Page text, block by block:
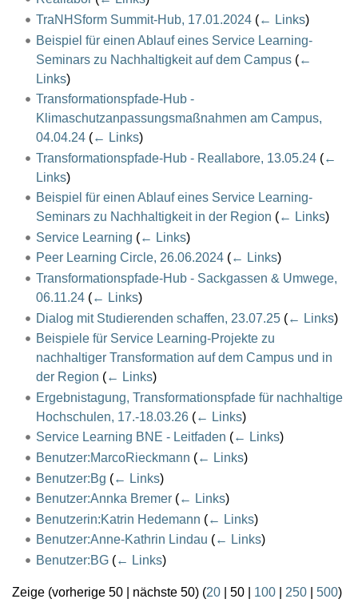
TraNHSform Summit-Hub, 17.01.2024 (← Links)
Beispiel für einen Ablauf eines Service Learning-
Seminars zu Nachhaltigkeit auf dem Campus (←
Links)
Transformationspfade-Hub -
Klimaschutzanpassungsmaßnahmen am Campus,
04.04.24 (← Links)
Transformationspfade-Hub - Reallabore, 13.05.24 (←
Links)
Beispiel für einen Ablauf eines Service Learning-
Seminars zu Nachhaltigkeit in der Region (← Links)
Service Learning (← Links)
Peer Learning Circle, 26.06.2024 (← Links)
Transformationspfade-Hub - Sackgassen & Umwege,
06.11.24 (← Links)
Dialog mit Studierenden schaffen, 23.07.25 (← Links)
Beispiele für Service Learning-Projekte zu
nachhaltiger Transformation auf dem Campus und in
der Region (← Links)
Ergebnistagung, Transformationspfade für nachhaltige
Hochschulen, 17.-18.03.26 (← Links)
Service Learning BNE - Leitfaden (← Links)
Benutzer:MarcoRieckmann (← Links)
Benutzer:Bg (← Links)
Benutzer:Annka Bremer (← Links)
Benutzerin:Katrin Hedemann (← Links)
Benutzer:Anne-Kathrin Lindau (← Links)
Benutzer:BG (← Links)
Zeige (vorherige 50 nächste 50) (20 50 100 250 500)